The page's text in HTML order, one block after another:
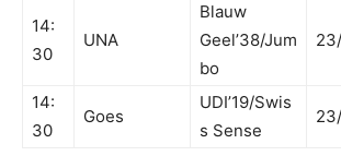
14:
30
UNA
Blauw
Geel’38/Jum
bo
14:
30
Goes
UDI’19/Swis
s Sense